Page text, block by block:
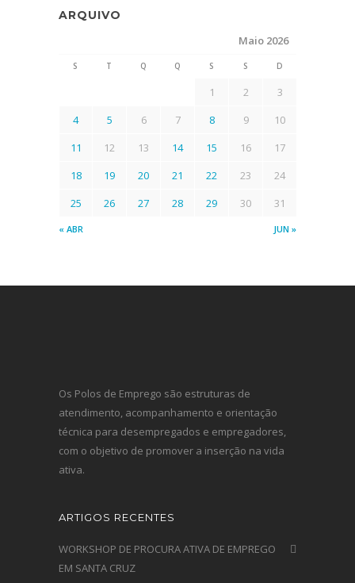
ARQUIVO
Maio 2026
S T Q Q S S D
« ABR JUN »
1 2
3
4
5 6 7 8 9
10
11
12 13 14 15 16
17
18
19 20 21 22 23
24
25
26 27 28 29 30 31
Os Polos de Emprego são estruturas de
atendimento, acompanhamento e orientação
técnica para desempregados e empregadores,
com o objetivo de promover a inserção na vida
ativa.
ARTIGOS RECENTES
WORKSHOP DE PROCURA ATIVA DE EMPREGO
EM SANTA CRUZ